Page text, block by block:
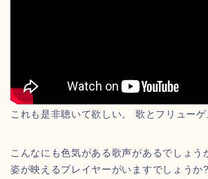
これも是非聴いて欲しい。 歌とフリューゲ
こんなにも色気がある歌声があるでしょう
姿が映えるプレイヤーがいますでしょうか?